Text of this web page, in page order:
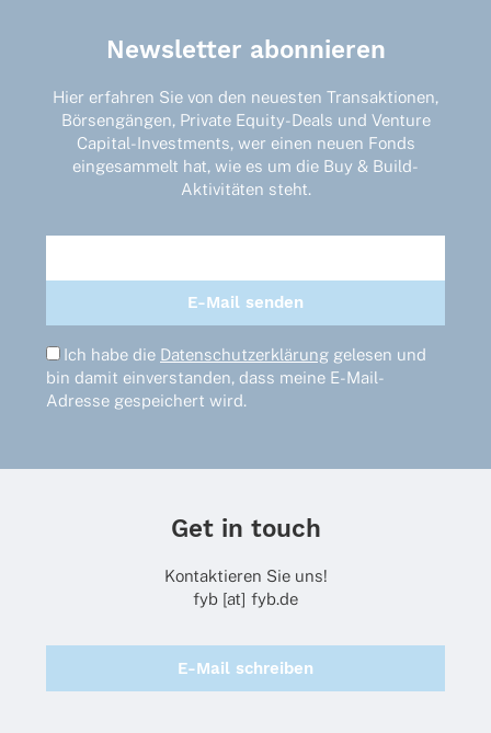
Newsletter abonnieren
Hier erfahren Sie von den neuesten Transaktionen,
Börsengängen, Private Equity-Deals und Venture
Capital-Investments, wer einen neuen Fonds
eingesammelt hat, wie es um die Buy & Build-
Aktivitäten steht.
Ich habe die Datenschutzerklärung gelesen und
bin damit einverstanden, dass meine E-Mail-
Adresse gespeichert wird.
Get in touch
Kontaktieren Sie uns!
fyb [at] fyb.de
E-Mail schreiben